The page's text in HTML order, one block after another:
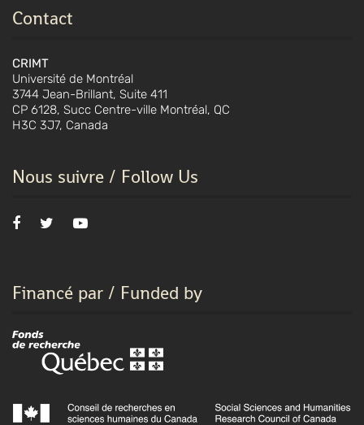
Contact
CRIMT
Université de Montréal
3744 Jean-Brillant, Suite 411
CP 6128, Succ Centre-ville Montréal, QC
H3C 3J7, Canada
Nous suivre / Follow Us
Financé par / Funded by